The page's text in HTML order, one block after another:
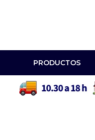
PRODUCTOS